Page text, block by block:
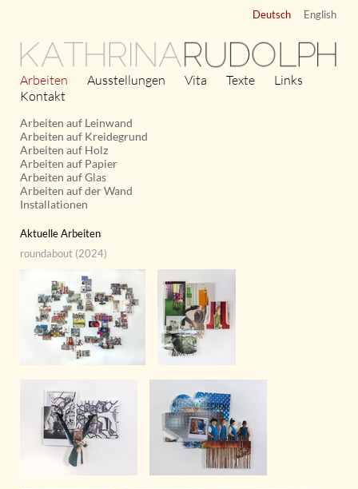
KATHRINARUDOLPH
Arbeiten
Ausstellungen Vita Texte
Links
Kontakt
Arbeiten auf Leinwand
Arbeiten auf Kreidegrund
Arbeiten auf Holz
Arbeiten auf Papier
Arbeiten auf Glas
Arbeiten auf der Wand
Installationen
Aktuelle Arbeiten
roundabout (2024)
Deutsch English